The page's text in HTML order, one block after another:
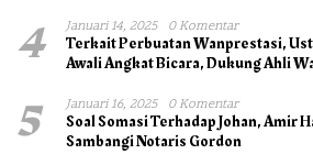
4 Januari 14, 2025 0 Komentar
Terkait Perbuatan Wanprestasi,
Awali Angkat Bicara, Dukung Ahli
5 Januari 16, 2025 0 Komentar
Soal Somasi Terhadap Johan, Amir
Sambangi Notaris Gordon